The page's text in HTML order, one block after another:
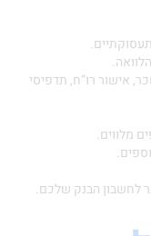
תדפיסי
שלכם.